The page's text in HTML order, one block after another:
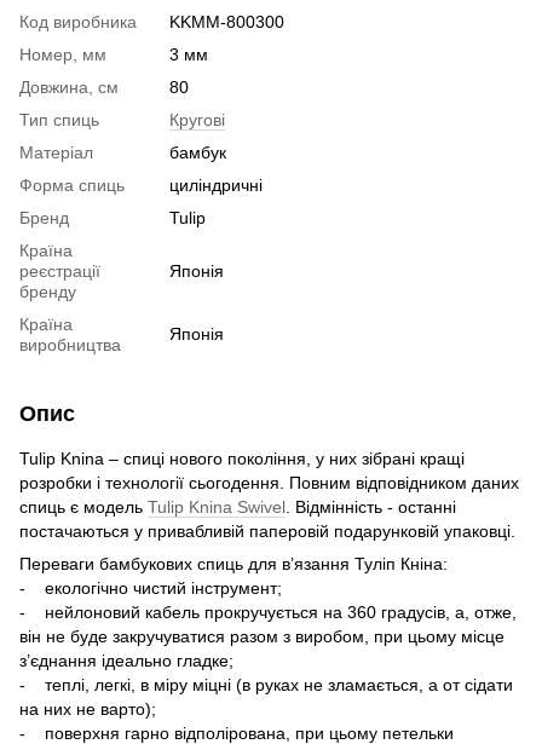
Код виробника
KKMM-800300
Номер, мм
3 мм
Довжина, см
80
Тип спиць
Кругові
Матеріал
бамбук
Форма спиць
циліндричні
Бренд
Tulip
Країна
реєстрації
бренду
Японія
Країна
виробництва
Японія
Опис
Tulip Knina – спиці нового покоління, у них зібрані кращі
розробки і технології сьогодення. Повним відповідником даних
спиць є модель Tulip Knina Swivel . Відмінність - останні
постачаються у привабливій паперовій подарунковій упаковці.
Переваги бамбукових спиць для в’язання Туліп Кніна:
- екологічно чистий інструмент;
- нейлоновий кабель прокручується на 360 градусів, а, отже,
він не буде закручуватися разом з виробом, при цьому місце
з’єднання ідеально гладке;
- теплі, легкі, в міру міцні (в руках не зламається, а от сідати
на них не варто);
- поверхня гарно відполірована, при цьому петельки